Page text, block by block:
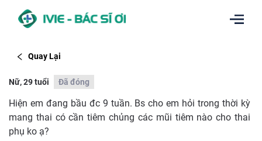
Quay Lại
Nữ, 29 tuổi Đã đóng
Hiện em đang bầu đc 9 tuần. Bs cho em hỏi trong thời kỳ
mang thai có cần tiêm chủng các mũi tiêm nào cho thai
phụ ko ạ?